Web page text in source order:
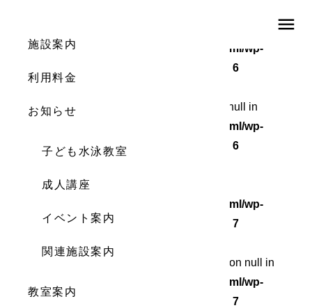
menu
施設案内
利用料金
お知らせ
子ども水泳教室
成人講座
イベント案内
関連施設案内
教室案内
/home/wordstock/numasupo.com/public_html/wp-
6
Warning: Attempt to read property "cat_ID" on null in
/home/wordstock/numasupo.com/public_html/wp-
content/themes/numaspo/single.php
6
Warning: Undefined array key 0 in
/home/wordstock/numasupo.com/public_html/wp-
content/themes/numaspo/single.php
7
: Attempt to read property "cat_name" on null in
/home/wordstock/numasupo.com/public_html/wp-
content/themes/numaspo/single.php
7